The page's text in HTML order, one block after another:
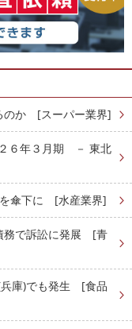
のか [スーパー業界]
６年３月期 － 東北
を傘下に [水産業界]
務で訴訟に発展 [青
兵庫)でも発生 [食品